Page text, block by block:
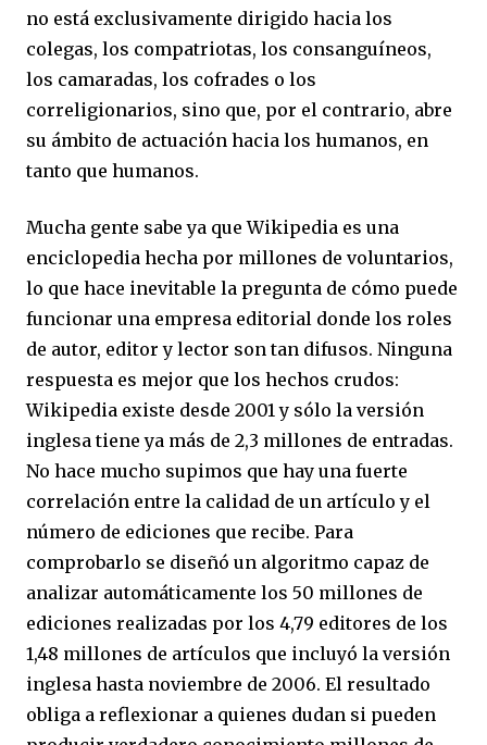
no está exclusivamente dirigido hacia los
colegas, los compatriotas, los consanguíneos,
los camaradas, los cofrades o los
correligionarios, sino que, por el contrario, abre
su ámbito de actuación hacia los humanos, en
tanto que humanos.
Mucha gente sabe ya que Wikipedia es una
enciclopedia hecha por millones de voluntarios,
lo que hace inevitable la pregunta de cómo puede
funcionar una empresa editorial donde los roles
de autor, editor y lector son tan difusos. Ninguna
respuesta es mejor que los hechos crudos:
Wikipedia existe desde 2001 y sólo la versión
inglesa tiene ya más de 2,3 millones de entradas.
No hace mucho supimos que hay una fuerte
correlación entre la calidad de un artículo y el
número de ediciones que recibe. Para
comprobarlo se diseñó un algoritmo capaz de
analizar automáticamente los 50 millones de
ediciones realizadas por los 4,79 editores de los
1,48 millones de artículos que incluyó la versión
inglesa hasta noviembre de 2006. El resultado
obliga a reflexionar a quienes dudan si pueden